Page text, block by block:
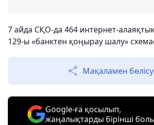
7 айда СҚО-да 464 интернет-
129-ы «банктен қоңырау шалу»
Мақаламен бөлісу
Google-ға қосылып,
жаңалықтарды бірінші